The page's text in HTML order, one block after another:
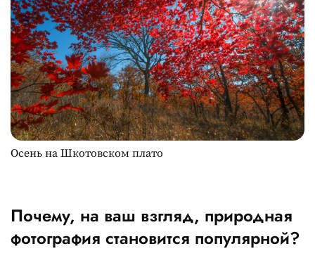
Осень на Шкотовском плато
Почему, на ваш взгляд, природная
фотография становится популярной?